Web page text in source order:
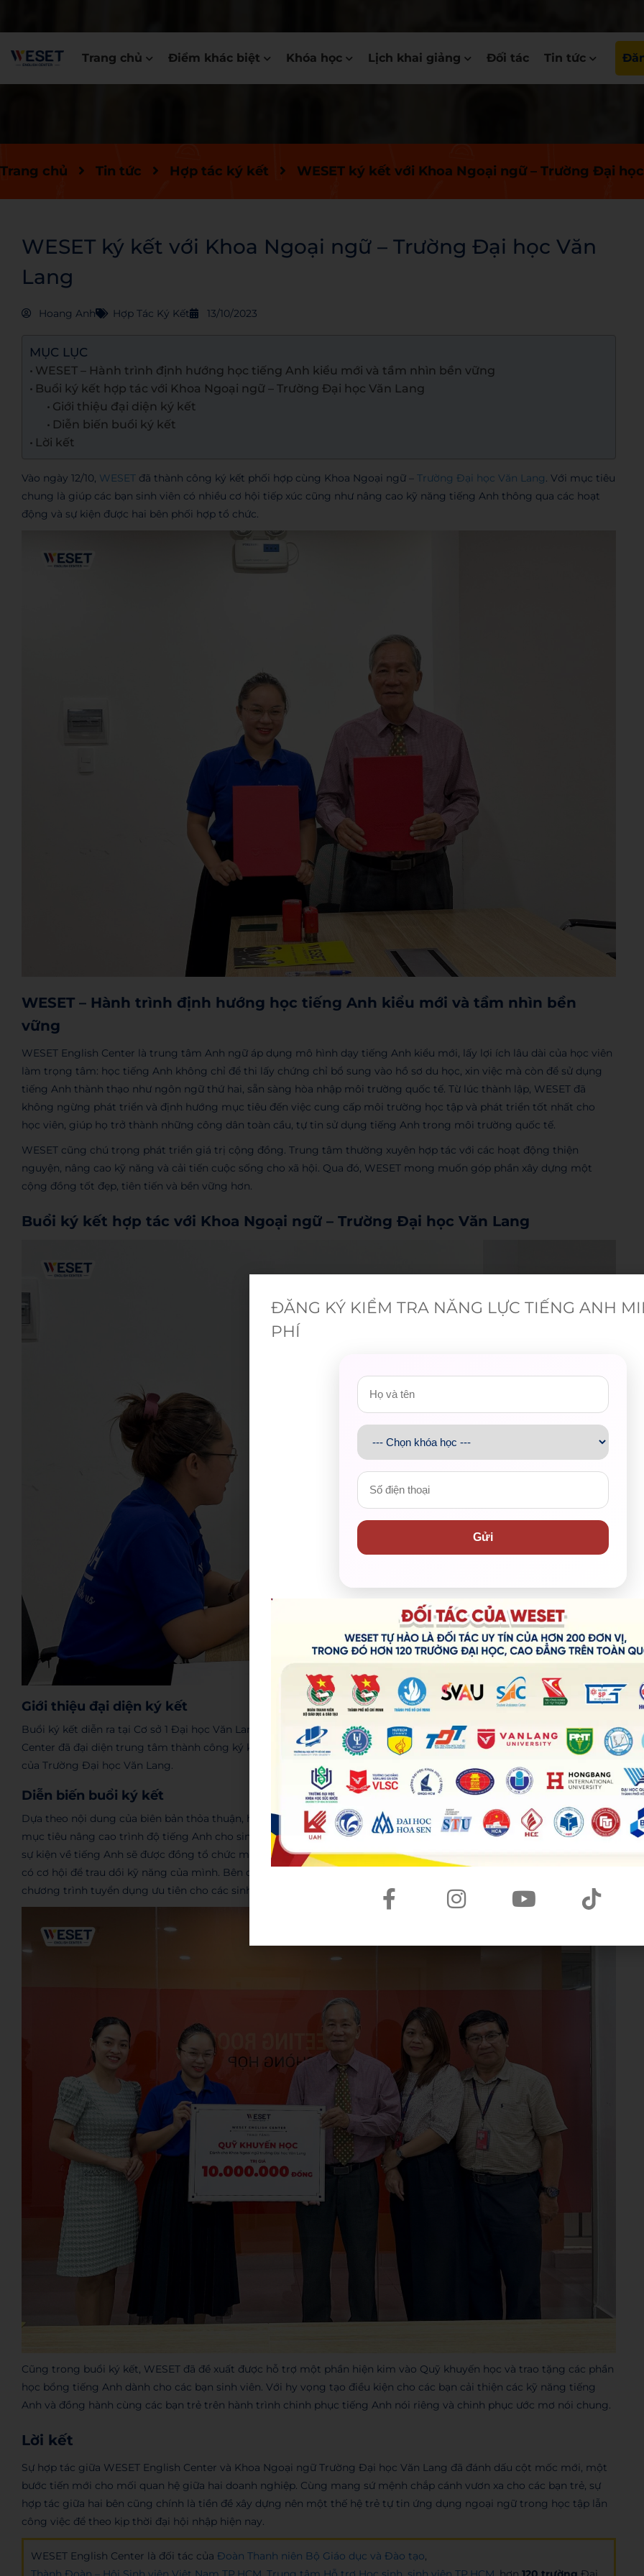
Trang chủ Điểm khác biệt Khóa học Lịch khai giảng Đối tác Tin tức
Trang chủ Tin tức Hợp tác ký kết WESET ký kết với Khoa Ngoại ngữ – Trường Đại
WESET ký kết với Khoa Ngoại ngữ – Trường Đại học Văn
Lang
Hoang Anh Hợp Tác Ký Kết 13/10/2023
MỤC LỤC
WESET – Hành trình định hướng học tiếng Anh kiểu mới và tầm nhìn bền vững
Buổi ký kết hợp tác với Khoa Ngoại ngữ – Trường Đại học Văn Lang
Giới thiệu đại diện ký kết
Diễn biến buổi ký kết
Lời kết
Vào ngày 12/10, WESET đã thành công ký kết phối hợp cùng Khoa Ngoại ngữ – Trường Đại học Văn Lang. Với mục tiêu
chung là giúp các bạn sinh viên có nhiều cơ hội tiếp xúc cũng như nâng cao kỹ năng tiếng Anh thông qua các hoạt
động và sự kiện được hai bên phối hợp tổ chức.
WESET – Hành trình định hướng học tiếng Anh kiểu mới và tầm nhìn bền
vững
WESET English Center là trung tâm Anh ngữ áp dụng mô hình dạy tiếng Anh kiểu mới, lấy lợi ích lâu dài của học viên
làm trọng tâm: học tiếng Anh không chỉ để thi lấy chứng chỉ bổ sung vào hồ sơ du học, xin việc mà còn để sử dụng
tiếng Anh thành thạo như ngôn ngữ thứ hai, sẵn sàng hòa nhập môi trường quốc tế. Từ lúc thành lập, WESET đã
không ngừng phát triển và định hướng mục tiêu đến việc cung cấp môi trường học tập và phát triển tốt nhất cho
học viên, giúp họ trở thành những công dân toàn cầu, tự tin sử dụng tiếng Anh trong môi trường quốc tế.
WESET cũng chú trọng phát triển giá trị cộng đồng. Trung tâm thường xuyên hợp tác với các hoạt động thiện
nguyện, nâng cao kỹ năng và cải tiến cuộc sống cho xã hội. Qua đó, WESET mong muốn góp phần xây dựng một
cộng đồng tốt đẹp, tiên tiến và bền vững hơn.
Buổi ký kết hợp tác với Khoa Ngoại ngữ – Trường Đại học Văn Lang
Giới thiệu đại diện ký kết
Buổi ký kết diễn ra tại Cơ sở 1 Đại học Văn Lang, chị Phạm Thị Yến Nhi – Giám đốc Đối ngoại của WESET English
Center đã đại diện trung tâm thành công ký kết cùng phía đối tác là Tiến sĩ Phan Thế Hưng – Trưởng Khoa Ngoại ngữ
của Trường Đại học Văn Lang.
Diễn biến buổi ký kết
Dựa theo nội dung của biên bản thỏa thuận, hai bên đã đồng ý cùng phối hợp triển khai các hoạt động và sự kiện với
mục tiêu nâng cao trình độ tiếng Anh cho sinh viên Khoa Ngoại ngữ nói riêng và sinh viên trường nói chung. Những
sự kiện về tiếng Anh sẽ được đồng tổ chức một cách thường xuyên cho các bạn sinh viên của Khoa cũng như Trường
có cơ hội để trau dồi kỹ năng của mình. Bên cạnh đó, WESET còn mở ra cơ hội nghề nghiệp dành cho các bạn với các
chương trình tuyển dụng ưu tiên cho các sinh viên đến từ Khoa Ngoại ngữ của trường Đại học Văn Lang.
Cũng trong buổi ký kết, WESET đã đề xuất được hỗ trợ một phần hiện kim vào Quỹ khuyến học và trao tặng các phần
học bổng tiếng Anh dành cho các bạn sinh viên. Với hy vọng tạo điều kiện cho các bạn cải thiện các kỹ năng tiếng
Anh và đồng hành cùng các bạn trẻ trên hành trình chinh phục tiếng Anh nói riêng và chinh phục ước mơ nói chung.
Lời kết
Sự hợp tác giữa WESET English Center và Khoa Ngoại ngữ Trường Đại học Văn Lang đã đánh dấu cột mốc mới, một
bước tiến mới cho mối quan hệ giữa hai doanh nghiệp. Cùng mang sứ mệnh chắp cánh vươn xa cho các bạn trẻ, sự
hợp tác giữa hai bên cũng chính là tiền đề xây dựng nên một thế hệ trẻ tự tin ứng dụng ngoại ngữ trong học tập lẫn
công việc để theo kịp thời đại hội nhập hiện nay.
WESET English Center là đối tác của Đoàn Thanh niên Bộ Giáo dục và Đào tạo,
ĐĂNG KÝ KIỂM TRA NĂNG LỰC TIẾNG ANH
PHÍ
Gửi